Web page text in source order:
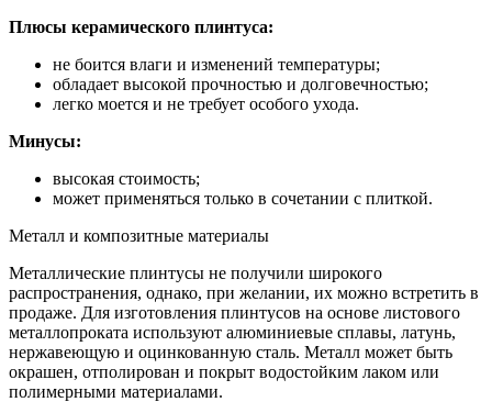
Плюсы керамического плинтуса:
не боится влаги и изменений температуры;
обладает высокой прочностью и долговечностью;
легко моется и не требует особого ухода.
Минусы:
высокая стоимость;
может применяться только в сочетании с плиткой.
Металл и композитные материалы
Металлические плинтусы не получили широкого
распространения, однако, при желании, их можно встретить в
продаже. Для изготовления плинтусов на основе листового
металлопроката используют алюминиевые сплавы, латунь,
нержавеющую и оцинкованную сталь. Металл может быть
окрашен, отполирован и покрыт водостойким лаком или
полимерными материалами.